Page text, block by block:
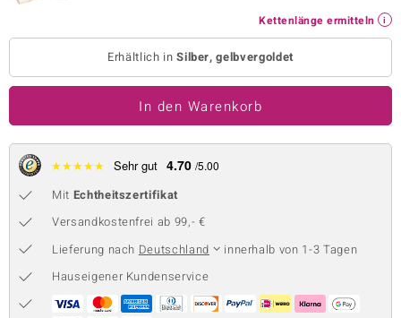
Collection
BY DE MELO
Kettenlänge ermitteln
Erhältlich inSilber, gelbvergoldet
In den Warenkorb
★★★★★ Sehr gut 4.70 /5.00
Mit Echtheitszertifikat
Versandkostenfrei ab 99,- €
Lieferung nach Deutschland
innerhalb von 1-3 Tagen
Hauseigener Kundenservice